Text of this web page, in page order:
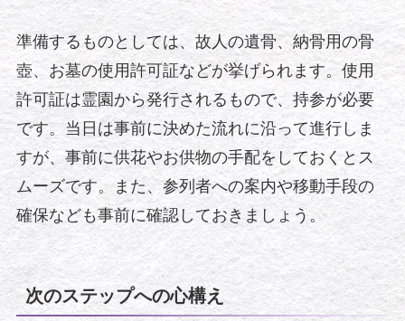
準備するものとしては、故人の遺骨、納骨用の骨
壺、お墓の使用許可証などが挙げられます。使用
許可証は霊園から発行されるもので、持参が必要
です。当日は事前に決めた流れに沿って進行しま
すが、事前に供花やお供物の手配をしておくとス
ムーズです。また、参列者への案内や移動手段の
確保なども事前に確認しておきましょう。
次のステップへの心構え